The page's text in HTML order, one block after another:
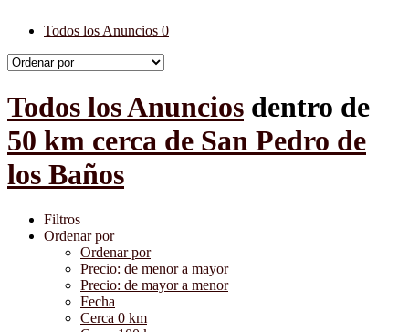
Todos los Anuncios 0
Todos los Anuncios dentro de
50 km cerca de San Pedro de
los Baños
Filtros
Ordenar por
Ordenar por
Precio: de menor a mayor
Precio: de mayor a menor
Fecha
Cerca 0 km